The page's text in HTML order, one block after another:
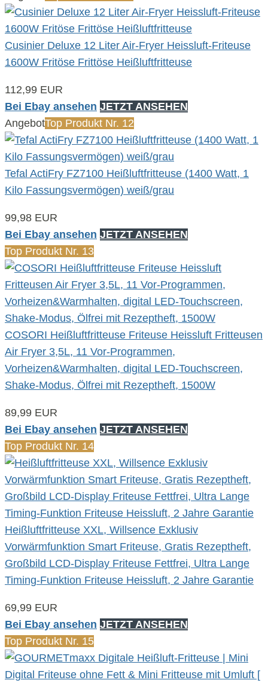
Cusinier Deluxe 12 Liter Air-Fryer Heissluft-Friteuse
1600W Fritöse Frittöse Heißluftfritteuse
112,99 EUR
Bei Ebay ansehen JETZT ANSEHEN
AngebotTop Produkt Nr. 12
Tefal ActiFry FZ7100 Heißluftfritteuse (1400 Watt, 1
Kilo Fassungsvermögen) weiß/grau
99,98 EUR
Bei Ebay ansehen JETZT ANSEHEN
Top Produkt Nr. 13
COSORI Heißluftfritteuse Friteuse Heissluft Fritteusen
Air Fryer 3,5L, 11 Vor-Programmen,
Vorheizen&Warmhalten, digital LED-Touchscreen,
Shake-Modus, Ölfrei mit Rezeptheft, 1500W
89,99 EUR
Bei Ebay ansehen JETZT ANSEHEN
Top Produkt Nr. 14
Heißluftfritteuse XXL, Willsence Exklusiv
Vorwärmfunktion Smart Friteuse, Gratis Rezeptheft,
Großbild LCD-Display Friteuse Fettfrei, Ultra Lange
Timing-Funktion Friteuse Heissluft, 2 Jahre Garantie
69,99 EUR
Bei Ebay ansehen JETZT ANSEHEN
Top Produkt Nr. 15